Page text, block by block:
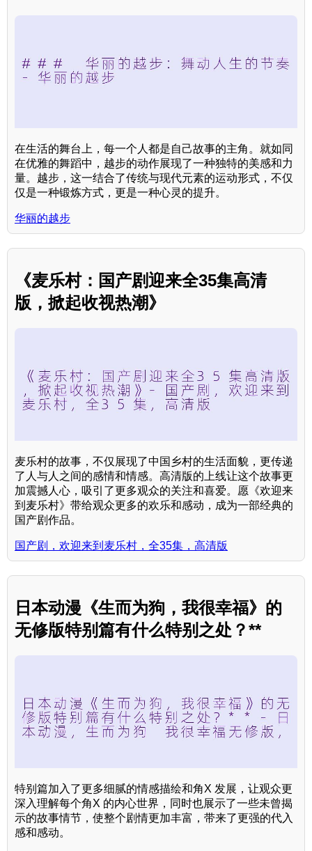
在生活的舞台上，每一个人都是自己故事的主角。就如同
在优雅的舞蹈中，越步的动作展现了一种独特的美感和力
量。越步，这一结合了传统与现代元素的运动形式，不仅
仅是一种锻炼方式，更是一种心灵的提升。
华丽的越步
《麦乐村：国产剧迎来全35集高清
版，掀起收视热潮》
麦乐村的故事，不仅展现了中国乡村的生活面貌，更传递
了人与人之间的感情和情感。高清版的上线让这个故事更
加震撼人心，吸引了更多观众的关注和喜爱。愿《欢迎来
到麦乐村》带给观众更多的欢乐和感动，成为一部经典的
国产剧作品。
国产剧，欢迎来到麦乐村，全35集，高清版
日本动漫《生而为狗，我很幸福》的
无修版特别篇有什么特别之处？**
特别篇加入了更多细腻的情感描绘和角X 发展，让观众更
深入理解每个角X 的内心世界，同时也展示了一些未曾揭
示的故事情节，使整个剧情更加丰富，带来了更强的代入
感和感动。